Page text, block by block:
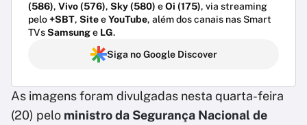
(586), Vivo (576), Sky (580) eOi (175), via streaming
pelo+SBT, SiteeYouTube, além dos canais nas Smart
TVsSamsunge LG.
Siga no Google Discover
As imagens foram divulgadas nesta quarta-feira
(20) pelo ministro da Segurança Nacional de